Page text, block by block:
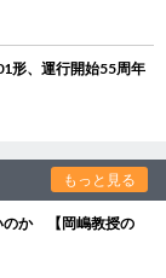
形、運行開始55周年
もっと見る
のか 【岡嶋教授の